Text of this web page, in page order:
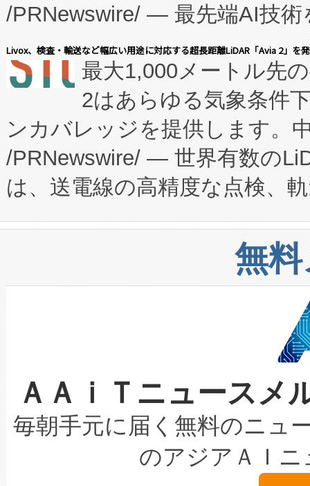
キー方式で拡張性が高く、持
す。FCCM‑を活用した現地生
患者にとっての費用負担を大
のアクセスを大幅に拡大する
Fully-Connected Continuous
プログラムには、施設設計・
に関する技術移転および知的
構造化トレーニングカリキュ
上げおよび商用化段階におけ
設備整備および立ち上げ調整
加組織は、Enzeneのバイオ
選定された製品について、自
取得できる可能性もあります
設には、3億～4億ドルかか
最高経営責任者（CEO）であ
す。「当社のfully-connected
ームを利用すれば、6,000万
/PRNewswire/ — 最先端AI技術
会社エーアイ・アンド：本社
President原信平）と、エンタ
ードするVoltaiqは、日本にあ
ーエネルギー貯蔵システム（
た。 Voltaiq独自のAI搭載プラ
定、統合、導入、運用に至る
安全性を追跡し、確保する事
増加しているデータセンター
る電力網に大きな負担をかけ
事業者の負担軽減という課題
系統連系を迅速にし、ピーク
限を超えて利用可能な電力容
持できるよう貢献します。こ
ービスレベル契約（SLA）違
テリー性能の劣化によるダウ
念は、現在データセンターが
Livox、検査・輸送など幅広い用途に対応する超長距離LiDAR「Avia 2」を
最大1,000メートル先
2はあらゆる気象条件
ンカバレッジを提供します。
/PRNewswire/ — 世界有数の
は、送電線の高精度な点検、
や穀物倉庫におけるバルク材
リューション「Avia 2」を発
したAvia 2は、1,000メート
狭視野のFOVを切り替えるこ
ケーブル、枝などの細かな対
なレーザースポットにより、
な環境下でも豊かなディテー
キロメートル範囲を検出
LiDAR for Inspections,
は1535 nmレーザーを搭載。
無
ＡＡｉＴニュース
毎朝手元に届く無料のニュ
のアジアＡＩ